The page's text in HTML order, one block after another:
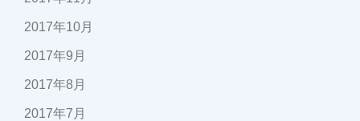
2017年10月
2017年9月
2017年8月
2017年7月